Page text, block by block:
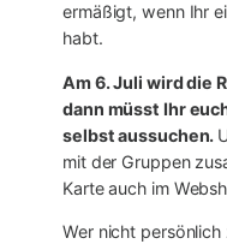
ermäßigt, wenn Ihr
habt.
Am 6. Juli wird die
dann müsst Ihr
selbst aussuchen.
mit der Gruppen
Karte auch im
Wer nicht